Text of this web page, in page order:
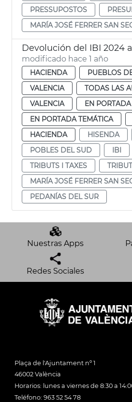
PRESSUPOSTOS
MARÍA JOSÉ FERRER SAN
modificado hace 1 año
HACIENDA
PUEBLOS
VALENCIA
TODAS LAS
VALENCIA
EN PORTADA
EN PORTADA TEMÁTICA
HACIENDA
HISENDA
POBLES DEL SUD
IBI
TRIBUTS I TAXES
MARÍA JOSÉ FERRER SAN
PEDANÍAS DEL SUR
Nuestras Apps
Redes Sociales
Plaça de l'Ajuntament nº 1
46002 València
Horarios: lunes a viernes de 8:30 a
Teléfono: 963 52 54 78